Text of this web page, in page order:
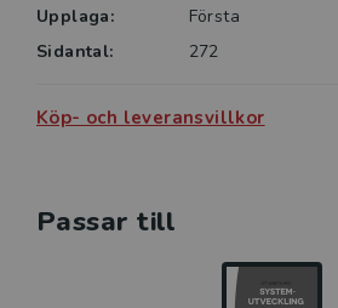
Upplaga:
Första
Sidantal:
272
Köp- och leveransvillkor
Passar till